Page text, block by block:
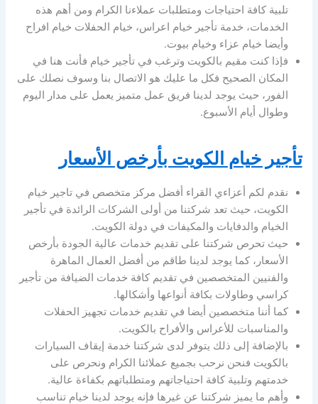
تلبية كافة احتياجات ومتطلبات عملاءنا الكرام ومن أهم هذه
الخدمات، خدمة تأجير خيام اعراس، خيام الحفلات خيام افراح
وأيضا خيام عزاء وخيام بيوت.
فإذا كنت مقيم بالكويت وترغب في تأجير خيام فأنت هنا في
المكان الصحيح فكل ما عليك هو الاتصال بنا وسوف نصلك على
الفور، حيث يوجد لدينا فريق عمل متميز يعمل على مدار اليوم
وطوال أيام الأسبوع.
تأجير خيام الكويت بأرخص الأسعار
نقدم لكم أعزاءي القراء أفضل مركز متخصص في تاجير خيام
الكويت، حيث تعد شركتنا من أولى الشركات الرائدة في تأجير
الخيام والدفايات والمكيفات في دولة الكويت.
حيث تحرص شركتنا على تقديم خدمات عالية الجودة بأرخص
الأسعار، كما يوجد لدينا طاقم من أفضل العمال الماهرة
والفنيين المتخصصين في تقديم كافة خدمات الضيافة من تأجير
كراسي وطاولات بكافة أنواعها وأشكالها.
كما أننا متخصصين أيضا في تقديم خدمات تجهيز الحفلات
والمناسبات للأعراس والأفراح بالكويت.
بالإضافة إلى ذلك يتوفر لدى شركتنا خدمة إيقاف السيارات
بالكويت فنحن نرحب بجميع عملائنا الكرام ونحرص على
خدمتهم وتلبية كافة احتياجاتهم ومتطلباتهم بكفاءة عالية.
وأهم ما يميز شركتنا عن غيرها فإنه يوجد لدينا خيام تناسب